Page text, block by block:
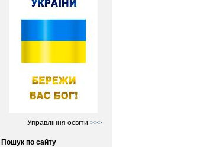
Управління освіти >>>
Пошук по сайту